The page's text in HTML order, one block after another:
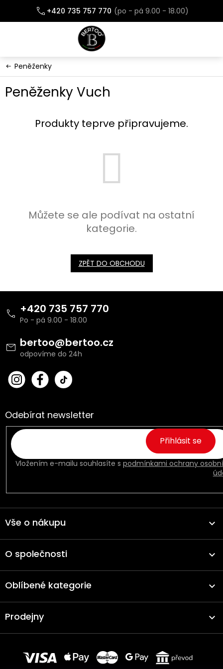
obsah
+420 735 757 770
Peněženky
Peněženky Vuch
Produkty teprve připravujeme.
Můžete se ale podívat na ostatní
kategorie.
ZPĚT DO OBCHODU
bertoo@bertoo.cz
+420 735 757 770
bert
oo_
Fac
ebo
Odebírat newsletter
Vložením e-mailu souhlasíte s podmínkami ochrany
Přihlásit se
Vše o nákupu
O společnosti
Oblíbené kategorie
Prodejny